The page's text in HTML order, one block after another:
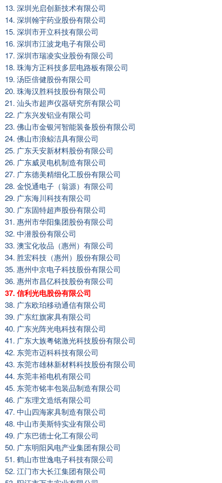
13. 深圳光启创新技术有限公司
14. 深圳翰宇药业股份有限公司
15. 深圳市开立科技有限公司
16. 深圳市江波龙电子有限公司
17. 深圳市瑞凌实业股份有限公司
18. 珠海方正科技多层电路板有限公司
19. 汤臣倍健股份有限公司
20. 珠海汉胜科技股份有限公司
21. 汕头市超声仪器研究所有限公司
22. 广东兴发铝业有限公司
23. 佛山市金银河智能装备股份有限公司
24. 佛山市浪鲸洁具有限公司
25. 广东天安新材料股份有限公司
26. 广东威灵电机制造有限公司
27. 广东德美精细化工股份有限公司
28. 金悦通电子（翁源）有限公司
29. 广东海川科技有限公司
30. 广东固特超声股份有限公司
31. 惠州市华阳集团股份有限公司
32. 中潜股份有限公司
33. 澳宝化妆品（惠州）有限公司
34. 胜宏科技（惠州）股份有限公司
35. 惠州中京电子科技股份有限公司
36. 惠州市昌亿科技股份有限公司
37. 信利光电股份有限公司
38. 广东欧珀移动通信有限公司
39. 广东红旗家具有限公司
40. 广东光阵光电科技有限公司
41. 广东大族粤铭激光科技股份有限公司
42. 东莞市迈科科技有限公司
43. 东莞市雄林新材料科技股份有限公司
44. 东莞丰裕电机有限公司
45. 东莞市铭丰包装品制造有限公司
46. 广东理文造纸有限公司
47. 中山四海家具制造有限公司
48. 中山市美斯特实业有限公司
49. 广东巴德士化工有限公司
50. 广东明阳风电产业集团有限公司
51. 鹤山市世逸电子科技有限公司
52. 江门市大长江集团有限公司